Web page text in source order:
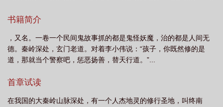
书籍简介
，又名。一卷一个民间鬼故事抓的都是鬼怪妖魔，治的都是人间无
德。秦岭深处，玄门老道。对着李小伟说：“孩子，你既然修的是
道，那就当个警察吧，惩恶扬善，替天行道。”...
首章试读
在我国的大秦岭山脉深处，有一个人杰地灵的修行圣地，叫终南